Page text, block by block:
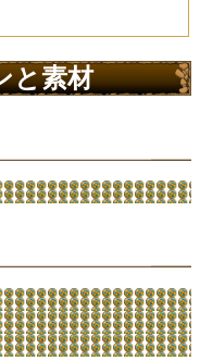
と素材